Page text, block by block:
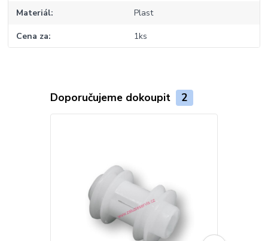
Materiál Plast
Cena za 1ks
Doporučujeme dokoupit 2